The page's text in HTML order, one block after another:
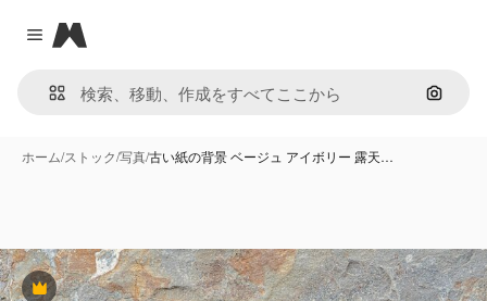
Close menu
Magnific
画像で
ホーム/ストック/写真/古い紙の背景 ベージュ アイボリー 露天…
Premium